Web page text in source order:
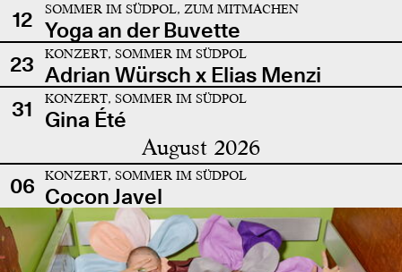
12 SOMMER IM SÜDPOL, ZUM MITMACHEN
Yoga an der Buvette
23
KONZERT, SOMMER IM SÜDPOL
Adrian Würsch x Elias Menzi
31
KONZERT, SOMMER IM SÜDPOL
Gina Été
August 2026
06 KONZERT, SOMMER IM SÜDPOL
Cocon Javel